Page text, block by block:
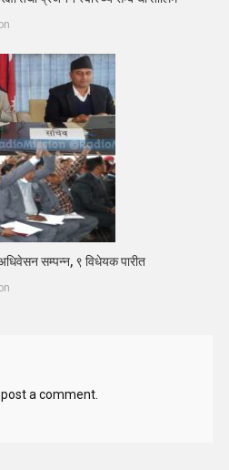
सम्पन्न, ९ विधेयक पारीत
a comment.